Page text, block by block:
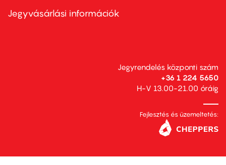
second
Jegyvásárlási információk
Jegyrendelés központi szám
+36 1 224 5650
H-V 13.00-21.00 óráig
Fejlesztés és üzemeltetés: